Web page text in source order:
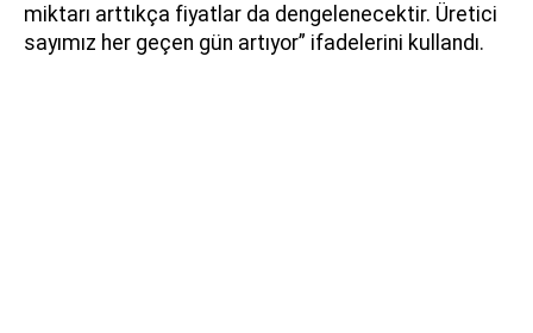
miktarı arttıkça fiyatlar da dengelenecektir. Üretici
sayımız her geçen gün artıyor” ifadelerini kullandı.